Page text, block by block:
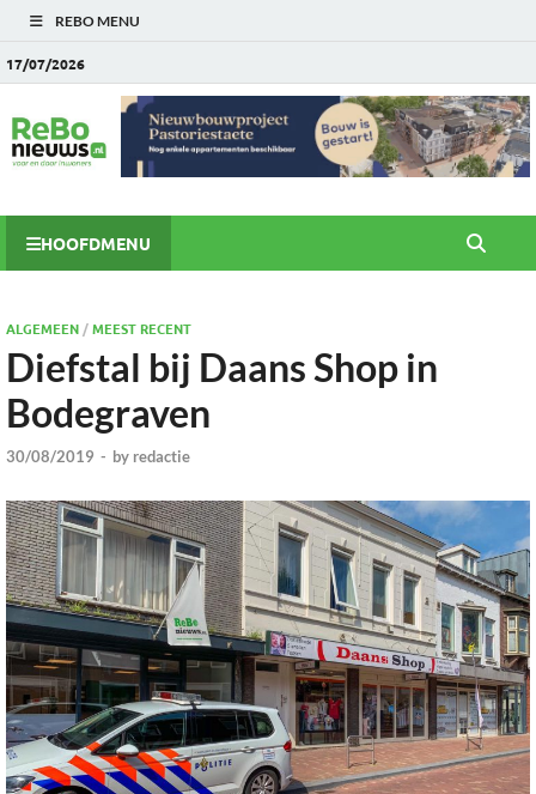
REBO MENU
17/07/2026
HOOFDMENU
ALGEMEEN/MEEST RECENT
Diefstal bij Daans Shop in
Bodegraven
30/08/2019 - by redactie